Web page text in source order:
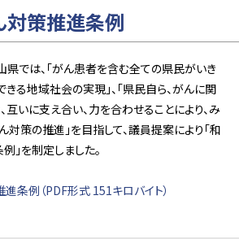
策推進条例
では、「がん患者を含む全ての県民がいき
る地域社会の実現」、「県民自ら、がんに関
いに支え合い、力を合わせることにより、み
策の推進」を目指して、議員提案により「和
」を制定しました。
条例（PDF形式 151キロバイト）